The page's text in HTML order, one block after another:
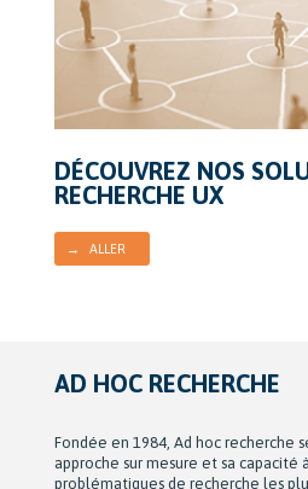
DÉCOUVREZ NOS
RECHERCHE UX
→ ALLER
AD HOC RECHERCHE
Fondée en 1984, Ad hoc recherche
approche sur mesure et sa capacité
problématiques de recherche les